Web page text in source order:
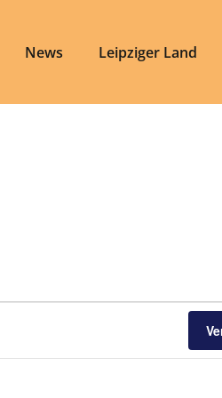
News Leipziger Land